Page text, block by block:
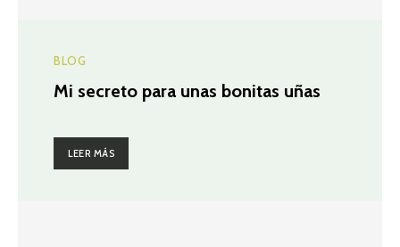
BLOG
Mi secreto para unas bonitas uñas
LEER MÁS